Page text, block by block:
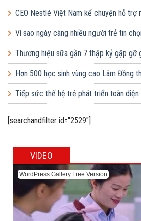
em Việt của Vinamilk
CEO Nestlé Việt Nam kể chuyện hỗ trợ
tăng quy mô gấp 10 lần
Vì sao ngày càng nhiều người trẻ tin
Thương hiệu sữa gần 7 thập kỷ gặp gỡ
up ‘Thưởng vị hè’
Hơn 500 học sinh vùng cao Lâm Đồng
cao Việt Nam
Tiếp sức thế hệ trẻ phát triển toàn diện
[searchandfilter id="2529"]
VIDEO
WordPress Gallery Free Version